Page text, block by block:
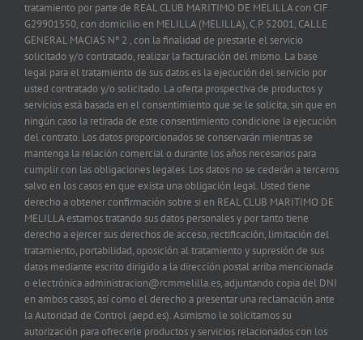
tratamiento por parte de REAL CLUB MARITIMO DE MELILLA con CIF
G29901550, con domicilio en MELILLA (MELILLA), C.P. 52001, CALLE
GENERAL MACIAS Nº 2 , con la finalidad de prestarle el servicio
solicitado y/o contratado, realizar la facturación del mismo. La base
legal para el tratamiento de sus datos es la ejecución del servicio por
usted contratado y/o solicitado. La oferta prospectiva de productos y
servicios está basada en el consentimiento que se le solicita, sin que en
ningún caso la retirada de este consentimiento condicione la ejecución
del contrato. Los datos proporcionados se conservarán mientras se
mantenga la relación comercial o durante los años necesarios para
cumplir con las obligaciones legales. Los datos no se cederán a terceros
salvo en los casos en que exista una obligación legal. Usted tiene
derecho a obtener confirmación sobre si en REAL CLUB MARITIMO DE
MELILLA estamos tratando sus datos personales y por tanto tiene
derecho a ejercer sus derechos de acceso, rectificación, limitación del
tratamiento, portabilidad, oposición al tratamiento y supresión de sus
datos mediante escrito dirigido a la dirección postal arriba mencionada
o electrónica administracion@rcmmelilla.es, adjuntando copia del DNI
en ambos casos, así como el derecho a presentar una reclamación ante
la Autoridad de Control (aepd.es). Asimismo le solicitamos su
autorización para ofrecerle productos y servicios relacionados con los